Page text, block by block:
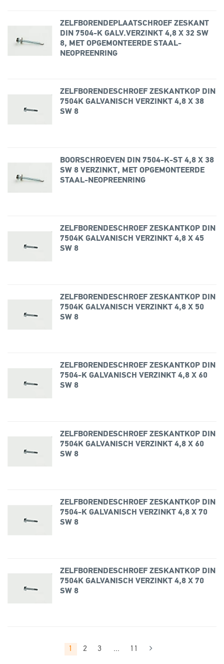
ZELFBORENDEPLAATSCHROEF ZESKANT
DIN 7504-K GALV.VERZINKT 4,8 X 32 SW
8, MET OPGEMONTEERDE STAAL-
NEOPREENRING
ZELFBORENDESCHROEF ZESKANTKOP DIN
7504K GALVANISCH VERZINKT 4,8 X 38
SW 8
BOORSCHROEVEN DIN 7504-K-ST 4,8 X 38
SW 8 VERZINKT, MET OPGEMONTEERDE
STAAL-NEOPREENRING
ZELFBORENDESCHROEF ZESKANTKOP DIN
7504K GALVANISCH VERZINKT 4,8 X 45
SW 8
ZELFBORENDESCHROEF ZESKANTKOP DIN
7504K GALVANISCH VERZINKT 4,8 X 50
SW 8
ZELFBORENDESCHROEF ZESKANTKOP DIN
7504-K GALVANISCH VERZINKT 4,8 X 60
SW 8
ZELFBORENDESCHROEF ZESKANTKOP DIN
7504K GALVANISCH VERZINKT 4,8 X 60
SW 8
ZELFBORENDESCHROEF ZESKANTKOP DIN
7504-K GALVANISCH VERZINKT 4,8 X 70
SW 8
ZELFBORENDESCHROEF ZESKANTKOP DIN
7504K GALVANISCH VERZINKT 4,8 X 70
SW 8
1 2 3 ... 11